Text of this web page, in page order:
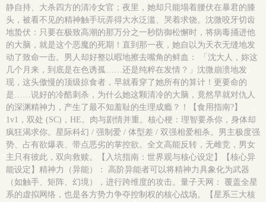
静自持、大杀四方的清冷女官；夜里，她却只能塌着腰伏在暴君的膝
头，被看不见的精神触手玩弄得大水泛滥、哭着求饶。沈微咬牙切齿
地蛰伏：只要在极致高潮的那万分之一秒防御松懈时，将病毒捅进他
的大脑，就是这个恶魔的死期！直到那一夜，她自以为天衣无缝地发
动了致命一击。男人却好整以暇地擦去嘴角的鲜血： 「沈大人，妳这
几个月来，到底是在色诱孤……还是纯粹在发情？」沈微崩溃地发
现，这头傲慢的顶级掠食者，早就看穿了她所有的算计！更要命的
是……说好的冷酷刺杀，为什么她这颗清冷的大脑，竟然早就对仇人
的深渊精神力，产生了最不知羞耻的生理成瘾？！【食用指南?】
1v1，双处 (SC)，HE。肉与剧情并重。核心梗：理智要杀你，身体却
疯狂渴求你。星际科幻 / 强制爱 / 体型差 / 双强相爱相杀。男主极度强
势、占有欲爆表、带点恶劣的掌控欲。全文高能反转，无雌竞，男女
主只有彼此，双向救赎。【入坑指南：世界观与核心设定】【核心异
能设定】精神力（异能）： 高阶异能者可以将精神力具象化为武器
（如触手、矩阵、幻境），进行跨维度的攻击。量子天网： 覆盖全星
系的虚拟网络，也是各方势力争夺控制权的核心战场。【星系三大核